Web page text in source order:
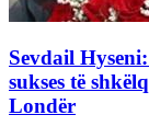
Sevdail
sukses të
Londër